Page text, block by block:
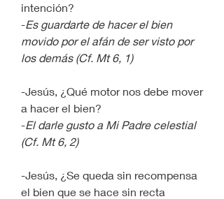
intención?
-Es guardarte de hacer el bien
movido por el afán de ser visto por
los demás (Cf. Mt 6, 1)
-Jesús, ¿Qué motor nos debe mover
a hacer el bien?
-El darle gusto a Mi Padre celestial
(Cf. Mt 6, 2)
-Jesús, ¿Se queda sin recompensa
el bien que se hace sin recta